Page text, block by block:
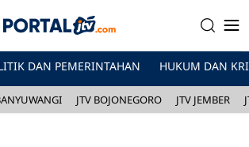
DAN PEMERINTAHAN HUKUM DAN
JTV BOJONEGORO JTV JEMBER